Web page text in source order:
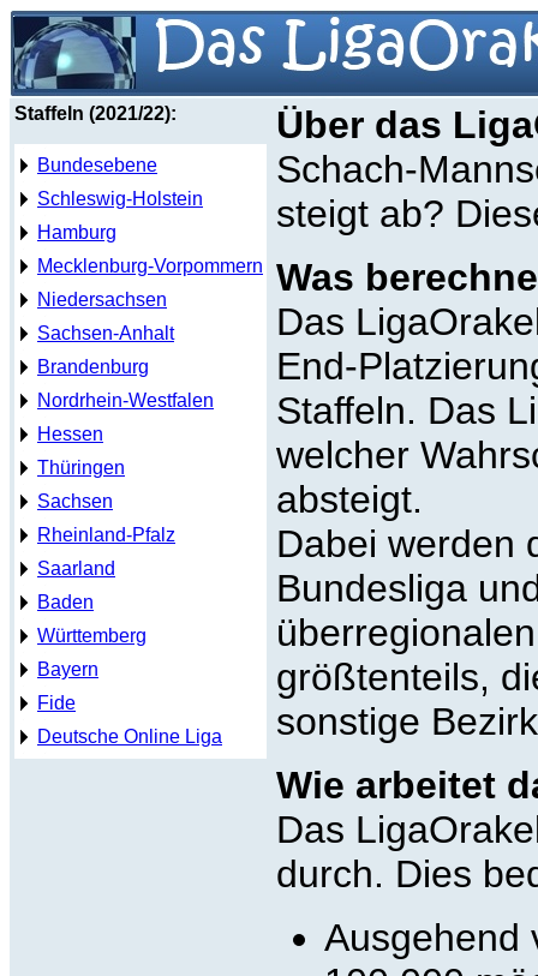
Staffeln (2021/22):
Bundesebene
Schleswig-Holstein
Hamburg
Mecklenburg-Vorpommern
Niedersachsen
Sachsen-Anhalt
Brandenburg
Nordrhein-Westfalen
Hessen
Thüringen
Sachsen
Rheinland-Pfalz
Saarland
Baden
Württemberg
Bayern
Fide
Deutsche Online Liga
Über das
Schach-
steigt ab?
Was
Das
End-
Staffeln. Das
welcher
absteigt.
Dabei werden
Bundesliga
größtenteils,
sonstige
Wie arbeitet
Das
durch. Dies
Ausgehend